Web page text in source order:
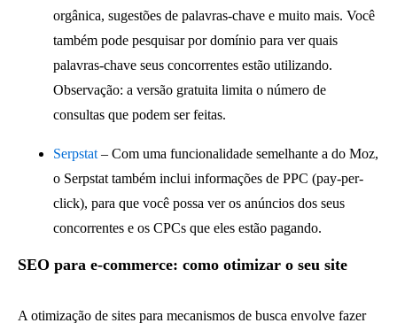
orgânica, sugestões de palavras-chave e muito mais. Você
também pode pesquisar por domínio para ver quais
palavras-chave seus concorrentes estão utilizando.
Observação: a versão gratuita limita o número de
consultas que podem ser feitas.
Serpstat – Com uma funcionalidade semelhante a do Moz,
o Serpstat também inclui informações de PPC (pay-per-
click), para que você possa ver os anúncios dos seus
concorrentes e os CPCs que eles estão pagando.
SEO para e-commerce: como otimizar o seu site
A otimização de sites para mecanismos de busca envolve fazer